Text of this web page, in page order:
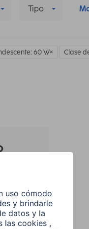
Tipo
60 W Clase
todos